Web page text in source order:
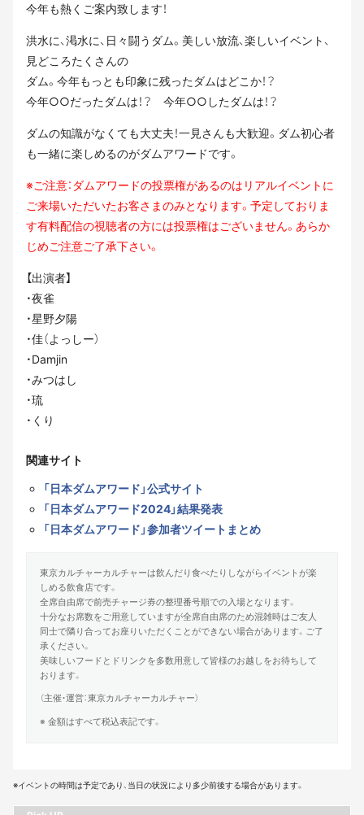
今年も熱くご案内致します！
洪水に、渇水に、日々闘うダム。美しい放流、楽しいイベント、
見どころたくさんの
ダム。今年もっとも印象に残ったダムはどこか！？
今年○○だったダムは！？ 今年○○したダムは！？
ダムの知識がなくても大丈夫！一見さんも大歓迎。ダム初心者
も一緒に楽しめるのがダムアワードです。
※ご注意：ダムアワードの投票権があるのはリアルイベントに
ご来場いただいたお客さまのみとなります。予定しておりま
す有料配信の視聴者の方には投票権はございません。あらか
じめご注意ご了承下さい。
【出演者】
・夜雀
・星野夕陽
・佳（よっしー）
・Damjin
・みつはし
・琉
・くり
関連サイト
「日本ダムアワード」公式サイト
「日本ダムアワード2024」結果発表
「日本ダムアワード」参加者ツイートまとめ
東京カルチャーカルチャーは飲んだり食べたりしながらイベントが楽
しめる飲食店です。
全席自由席で前売チャージ券の整理番号順での入場となります。
十分なお席数をご用意していますが全席自由席のため混雑時はご友人
同士で隣り合ってお座りいただくことができない場合があります。ご了
承ください。
美味しいフードとドリンクを多数用意して皆様のお越しをお待ちして
おります。
（主催・運営：東京カルチャーカルチャー）
※ 金額はすべて税込表記です。
※イベントの時間は予定であり、当日の状況により多少前後する場合があります。